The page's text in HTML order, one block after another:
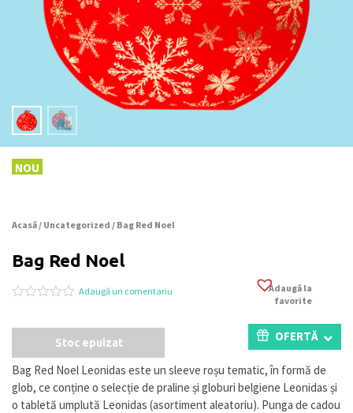
NOU
Acasă / Uncategorized / Bag Red Noel
Bag Red Noel
5
pe
baza
a
evaluări
Adaugă un comentariu
Adaugă la
favorite
Stoc epuizat OFERTĂ
Bag Red Noel Leonidas este un sleeve roșu tematic, în formă de
glob, ce conține o selecție de praline și globuri belgiene Leonidas și
o tabletă umplută Leonidas (asortiment aleatoriu). Punga de cadou